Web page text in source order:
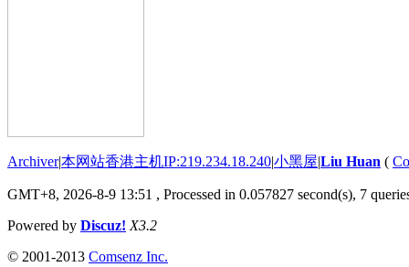
Archiver|本网站香港主机IP:219.234.18.240|小黑屋|Liu Huan (
GMT+8, 2026-8-9 13:51 , Processed in 0.057827 second(s), 7
Powered by Discuz! X3.2
© 2001-2013 Comsenz Inc.